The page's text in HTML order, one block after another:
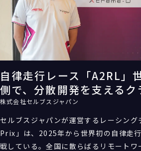
自律走行レース「A2RL」
側で、分散開発を支えるク
株式会社セルブスジャパン
セルブスジャパンが運営するレーシン
Prix」は、2025年から世界初の自律走
戦している。全国に散らばるリモートワ